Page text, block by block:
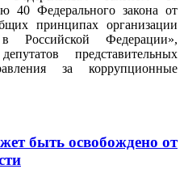
40 Федерального закона от
принципах организации
Российской Федерации»,
представительных
за коррупционные
быть освобождено от